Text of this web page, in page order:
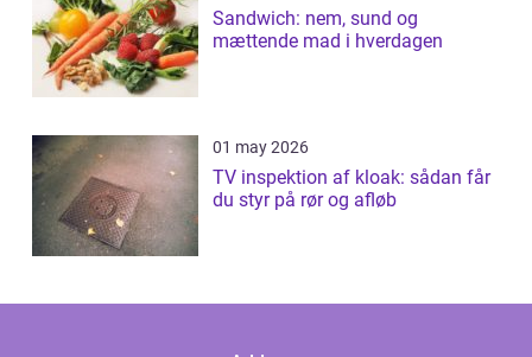
Sandwich: nem, sund og
mættende mad i hverdagen
01 may 2026
TV inspektion af kloak: sådan får
du styr på rør og afløb